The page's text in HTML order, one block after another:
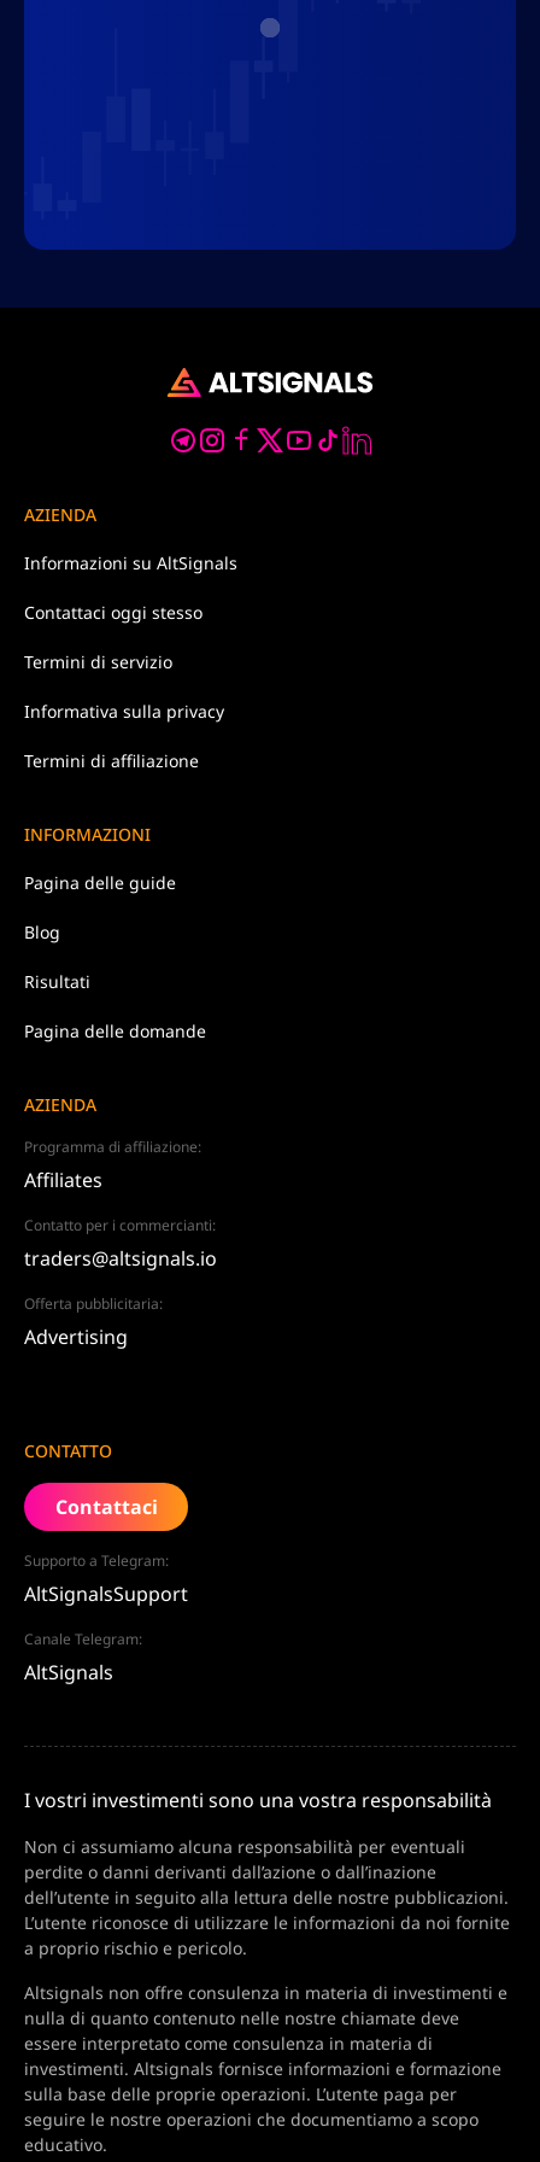
AZIENDA
Informazioni su AltSignals
Contattaci oggi stesso
Termini di servizio
Informativa sulla privacy
Termini di affiliazione
INFORMAZIONI
Pagina delle guide
Blog
Risultati
Pagina delle domande
AZIENDA
Programma di affiliazione:
Affiliates
Contatto per i commercianti:
traders@altsignals.io
Offerta pubblicitaria:
Advertising
CONTATTO
Contattaci
Supporto a Telegram:
AltSignalsSupport
Canale Telegram:
AltSignals
I vostri investimenti sono una vostra responsabilità
Non ci assumiamo alcuna responsabilità per eventuali
perdite o danni derivanti dall’azione o dall’inazione
dell’utente in seguito alla lettura delle nostre pubblicazioni.
L’utente riconosce di utilizzare le informazioni da noi fornite
a proprio rischio e pericolo.
Altsignals non offre consulenza in materia di investimenti e
nulla di quanto contenuto nelle nostre chiamate deve
essere interpretato come consulenza in materia di
investimenti. Altsignals fornisce informazioni e formazione
sulla base delle proprie operazioni. L’utente paga per
seguire le nostre operazioni che documentiamo a scopo
educativo.